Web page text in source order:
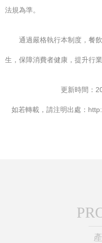
法規為準。
通過嚴格執行本制度，餐
生，保障消費者健康，提升行業
更新時間：
如若轉載，請注明出處：